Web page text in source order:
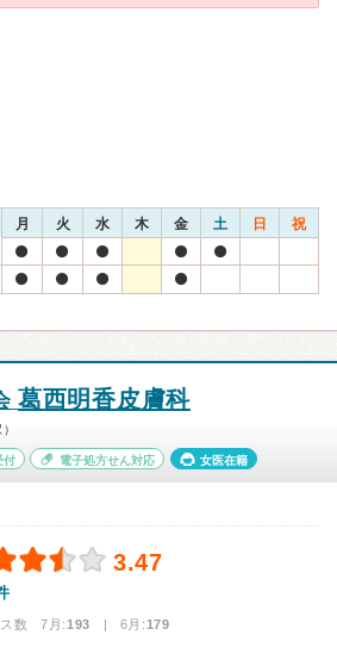
月 火 水 木 金 土 日 祝
葛西明香皮膚科
付 電子処方せん対応 女医在籍
3.47
ス数 7月:193 | 6月:179